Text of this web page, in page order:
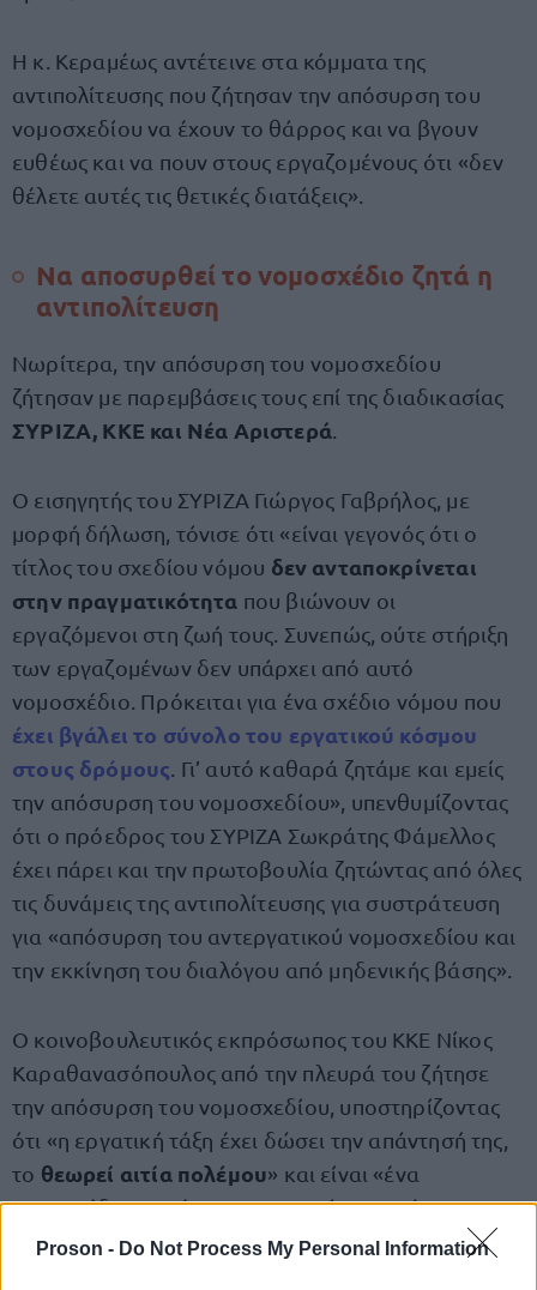
Proson - Do Not Process My Personal Information
Η κ. Κεραμέως αντέτεινε στα κόμματα της
αντιπολίτευσης που ζήτησαν την απόσυρση του
νομοσχεδίου να έχουν το θάρρος και να βγουν
ευθέως και να πουν στους εργαζομένους ότι «δεν
θέλετε αυτές τις θετικές διατάξεις».
Να αποσυρθεί το νομοσχέδιο ζητά η
αντιπολίτευση
Νωρίτερα, την απόσυρση του νομοσχεδίου
ζήτησαν με παρεμβάσεις τους επί της διαδικασίας
ΣΥΡΙΖΑ, ΚΚΕ και Νέα Αριστερά
Ο εισηγητής του ΣΥΡΙΖΑ Γιώργος Γαβρήλος, με
μορφή δήλωση, τόνισε ότι «είναι γεγονός ότι ο
τίτλος του σχεδίου νόμου δεν ανταποκρίνεται
στην πραγματικότητα που βιώνουν οι
εργαζόμενοι στη ζωή τους. Συνεπώς, ούτε στήριξη
των εργαζομένων δεν υπάρχει από αυτό
νομοσχέδιο. Πρόκειται για ένα σχέδιο νόμου που
έχει βγάλει το σύνολο του εργατικού κόσμου
στους δρόμους . Γι’ αυτό καθαρά ζητάμε και εμείς
την απόσυρση του νομοσχεδίου», υπενθυμίζοντας
ότι ο πρόεδρος του ΣΥΡΙΖΑ Σωκράτης Φάμελλος
έχει πάρει και την πρωτοβουλία ζητώντας από όλες
τις δυνάμεις της αντιπολίτευσης για συστράτευση
για «απόσυρση του αντεργατικού νομοσχεδίου και
την εκκίνηση του διαλόγου από μηδενικής βάσης».
Ο κοινοβουλευτικός εκπρόσωπος του ΚΚΕ Νίκος
Καραθανασόπουλος από την πλευρά του ζήτησε
την απόσυρση του νομοσχεδίου, υποστηρίζοντας
ότι «η εργατική τάξη έχει δώσει την απάντησή της,
το θεωρεί αιτία πολέμου» και είναι «ένα
νομοσχέδιο που έρχεται 139 χρόνια μετά τους
αγώνες του Σικάγο των εργαζομένων για 8ωρη